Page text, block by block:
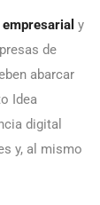
y
de
abarcar
Idea
digital
y, al mismo